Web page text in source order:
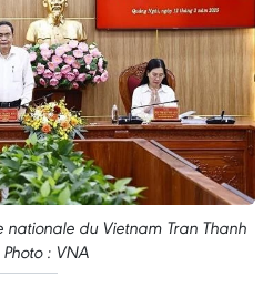
nationale du Vietnam Tran Thanh
: VNA